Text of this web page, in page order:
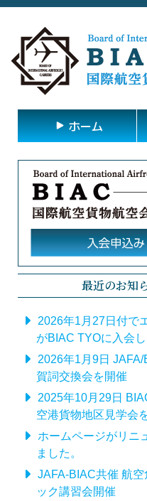
ホーム
最近のお知
2026年1月27日付で
がBIAC TYOに入会し
2026年1月9日 JAFA/
賀詞交換会を開催
2025年10月29日
空港貨物地区見学会
ホームページがリニ
ました。
JAFA-BIAC共催 航
ック講習会開催